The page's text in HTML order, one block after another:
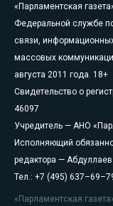
«Парламентская
Федеральной службе
связи,
массовых
августа 2011 года. 18+
Свидетельство о
46097
Учредитель — АНО
Исполняющий
редактора —
Тел.: +7 (495)
«Парламентская